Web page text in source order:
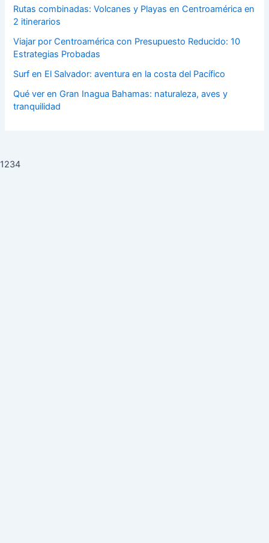
Rutas combinadas: Volcanes y Playas en Centroamérica en
2 itinerarios
Viajar por Centroamérica con Presupuesto Reducido: 10
Estrategias Probadas
Surf en El Salvador: aventura en la costa del Pacífico
Qué ver en Gran Inagua Bahamas: naturaleza, aves y
tranquilidad
1234